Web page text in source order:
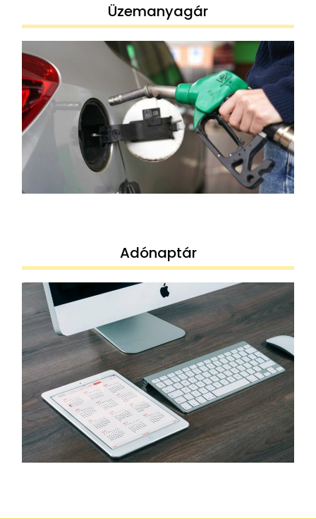
Üzemanyagár
Adónaptár